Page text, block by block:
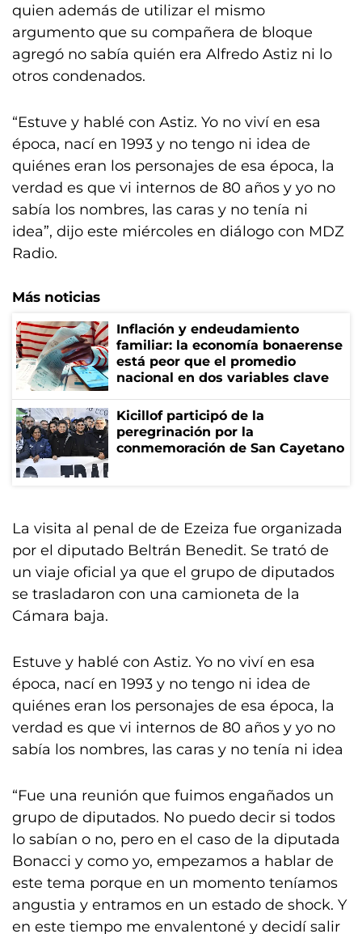
quien además de utilizar el mismo
argumento que su compañera de bloque
agregó no sabía quién era Alfredo Astiz ni lo
otros condenados.
“Estuve y hablé con Astiz. Yo no viví en esa
época, nací en 1993 y no tengo ni idea de
quiénes eran los personajes de esa época, la
verdad es que vi internos de 80 años y yo no
sabía los nombres, las caras y no tenía ni
idea”, dijo este miércoles en diálogo con MDZ
Radio.
Más noticias
Inflación y endeudamiento
familiar: la economía bonaerense
está peor que el promedio
nacional en dos variables clave
Kicillof participó de la
peregrinación por la
conmemoración de San Cayetano
La visita al penal de de Ezeiza fue organizada
por el diputado Beltrán Benedit. Se trató de
un viaje oficial ya que el grupo de diputados
se trasladaron con una camioneta de la
Cámara baja.
Estuve y hablé con Astiz. Yo no viví en esa
época, nací en 1993 y no tengo ni idea de
quiénes eran los personajes de esa época, la
verdad es que vi internos de 80 años y yo no
sabía los nombres, las caras y no tenía ni idea
“Fue una reunión que fuimos engañados un
grupo de diputados. No puedo decir si todos
lo sabían o no, pero en el caso de la diputada
Bonacci y como yo, empezamos a hablar de
este tema porque en un momento teníamos
angustia y entramos en un estado de shock. Y
en este tiempo me envalentoné y decidí salir